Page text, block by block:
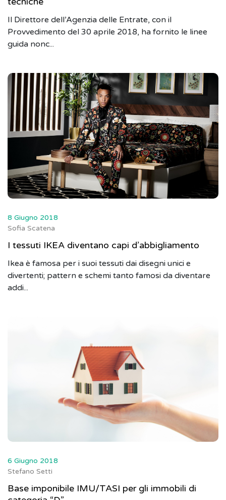
Il Direttore dell’Agenzia delle Entrate, con il
Provvedimento del 30 aprile 2018, ha fornito le linee
guida nonc...
8 Giugno 2018
Sofia Scatena
I tessuti IKEA diventano capi d’abbigliamento
Ikea è famosa per i suoi tessuti dai disegni unici e
divertenti; pattern e schemi tanto famosi da diventare
addi...
6 Giugno 2018
Stefano Setti
Base imponibile IMU/TASI per gli immobili di